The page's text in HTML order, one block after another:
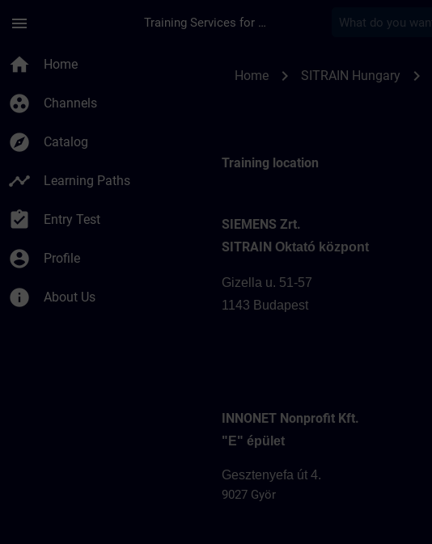
menu Training Services for Digital Industries
home Home
group_work Channels
explore Catalog
timeline Learning Paths
assignment_turned_in Entry Test
account_circle Profile
info About Us
Home chevron_right SITRAIN Hungary chevron_right
Training location
SIEMENS Zrt.
SITRAIN Oktató központ
Gizella u. 51-57
1143 Budapest
INNONET Nonprofit Kft.
"E" épület
Gesztenyefa út 4.
9027 Györ